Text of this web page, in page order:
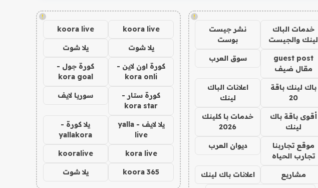
!
خدمات الباك
لينك والجيست
نشر جيست
بوست
guest post
مقال ضيف
سوق العرب
باك لينك باقة
20
اعلانات الباك
لينك
أقوى باقة باك
لينك
خدمات با كلينك
2026
موقع تجاربنا
تجارب الحياه
ديوان العرب
مشاريع اعلانات باك لينك
!
koora live
koora live
يلا شوت يلا شوت
كورة اون لاين -
kora onli
كورة جول -
kora goal
كورة ستار -
kora star
سوريا لايف
يلا لايف - yalla
live
يلا كورة -
yallakora
kora live
kooralive
koora 365 يلا شوت